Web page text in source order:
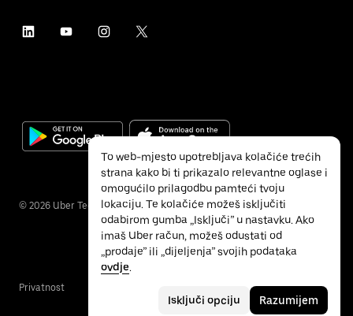
© 2026 Uber Technologies Inc.
Privatnost
To web-mjesto upotrebljava kolačiće trećih
strana kako bi ti prikazalo relevantne oglase i
omogućilo prilagodbu pamteći tvoju
lokaciju. Te kolačiće možeš isključiti
odabirom gumba „Isključi” u nastavku. Ako
imaš Uber račun, možeš odustati od
„prodaje” ili „dijeljenja” svojih podataka
ovdje.
Isključi opciju Razumijem